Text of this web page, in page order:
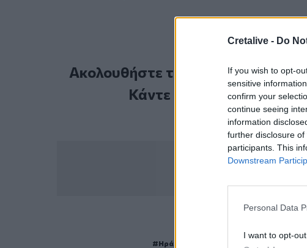
Cretalive - Do
If you wish to opt-
sensitive
confirm your
continue seeing
information
further disclosure of
participants. This
Downstream
Personal Data
I want to opt-
Ακολουθήστε το Cretalive στο
Κάντε εγγραφή στο
Ηράκλειο
Δωρεά οργάνων